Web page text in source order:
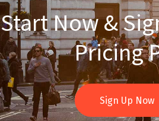
Start Now &
Pricing
Sign Up Now